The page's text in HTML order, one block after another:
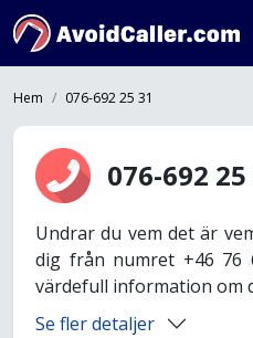
Hem 076-692 25 31
076-692 25
Undrar du vem det är
dig från numret +46 76
värdefull information om
Se fler detaljer